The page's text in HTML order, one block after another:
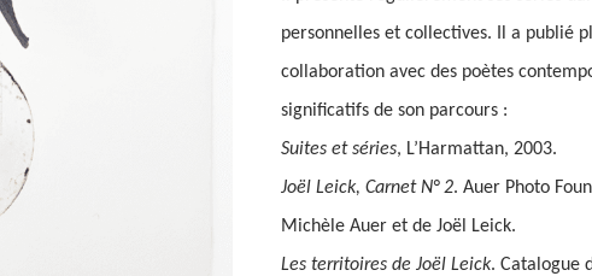
personnelles et collectives. Il a publié
collaboration avec des poètes
significatifs de son parcours :
Suites et séries, L’Harmattan, 2003.
Joël Leick, Carnet N° 2. Auer Photo
Michèle Auer et de Joël Leick.
Les territoires de Joël Leick. Catalogue